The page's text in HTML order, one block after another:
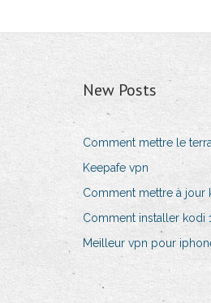
New Posts
Comment mettre le
Keepafe vpn
Comment mettre à jour
Comment installer kodi
Meilleur vpn pour